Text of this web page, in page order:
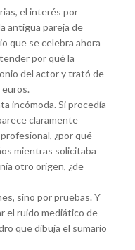
el interés por
antigua pareja de
que se celebra ahora
por qué la
del actor y trató de
incómoda. Si procedía
claramente
¿por qué
mientras solicitaba
otro origen, ¿de
sino por pruebas. Y
el ruido mediático de
que dibuja el sumario